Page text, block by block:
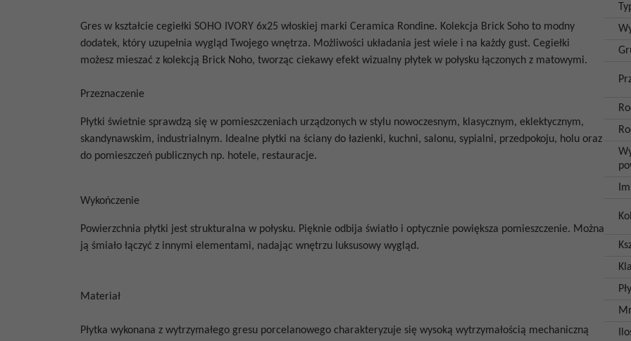
Gres w kształcie cegiełki SOHO IVORY 6x25 włoskiej marki Ceramica Rondine. Kolekcja Brick Soho to modny
dodatek, który uzupełnia wygląd Twojego wnętrza. Możliwości układania jest wiele i na każdy gust. Cegiełki
możesz mieszać z kolekcją Brick Noho, tworząc ciekawy efekt wizualny płytek w połysku łączonych z matowymi.
Przeznaczenie
Płytki świetnie sprawdzą się w pomieszczeniach urządzonych w stylu nowoczesnym, klasycznym, eklektycznym,
skandynawskim, industrialnym. Idealne płytki na ściany do łazienki, kuchni, salonu, sypialni, przedpokoju, holu oraz
do pomieszczeń publicznych np. hotele, restauracje.
Wykończenie
Powierzchnia płytki jest strukturalna w połysku. Pięknie odbija światło i optycznie powiększa pomieszczenie. Można
ją śmiało łączyć z innymi elementami, nadając wnętrzu luksusowy wygląd.
Materiał
Płytka wykonana z wytrzymałego gresu porcelanowego charakteryzuje się wysoką wytrzymałością mechaniczną